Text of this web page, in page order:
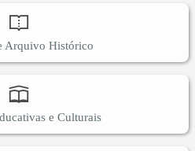
Arquivo Histórico
e Culturais